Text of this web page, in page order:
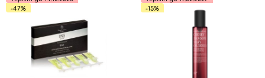
-47%
-15%